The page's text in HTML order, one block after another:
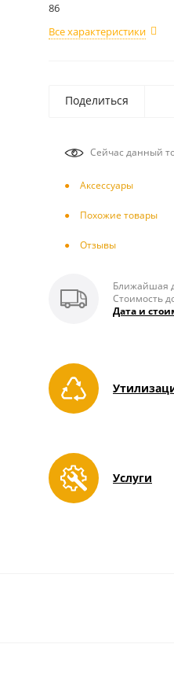
86
Все характеристики
Поделиться
Сейчас данный
Аксесcуары
Похожие товары
Отзывы
Ближайшая
Стоимость
Дата и
Услуги